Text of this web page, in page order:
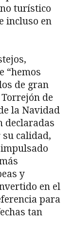
turístico
incluso en
“hemos
de gran
de
la Navidad
declaradas
calidad,
y
en el
para
tan